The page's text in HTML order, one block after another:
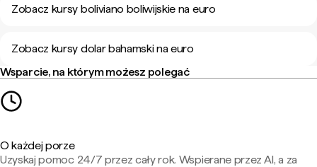
Zobacz kursy boliviano boliwijskie na euro
Zobacz kursy dolar bahamski na euro
Wsparcie, na którym możesz polegać
O każdej porze
Uzyskaj pomoc 24/7 przez cały rok. Wspierane przez AI, a za